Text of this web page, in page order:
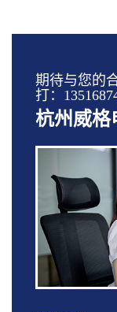
期待与您的
打：
杭州威格